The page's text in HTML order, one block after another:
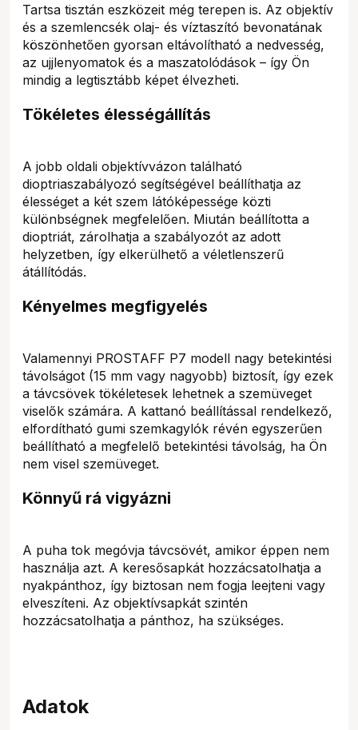
Tartsa tisztán eszközeit még terepen is. Az objektív
és a szemlencsék olaj- és víztaszító bevonatának
köszönhetően gyorsan eltávolítható a nedvesség,
az ujjlenyomatok és a maszatolódások – így Ön
mindig a legtisztább képet élvezheti.
Tökéletes élességállítás
A jobb oldali objektívvázon található
dioptriaszabályozó segítségével beállíthatja az
élességet a két szem látóképessége közti
különbségnek megfelelően. Miután beállította a
dioptriát, zárolhatja a szabályozót az adott
helyzetben, így elkerülhető a véletlenszerű
átállítódás.
Kényelmes megfigyelés
Valamennyi PROSTAFF P7 modell nagy betekintési
távolságot (15 mm vagy nagyobb) biztosít, így ezek
a távcsövek tökéletesek lehetnek a szemüveget
viselők számára. A kattanó beállítással rendelkező,
elfordítható gumi szemkagylók révén egyszerűen
beállítható a megfelelő betekintési távolság, ha Ön
nem visel szemüveget.
Könnyű rá vigyázni
A puha tok megóvja távcsövét, amikor éppen nem
használja azt. A keresősapkát hozzácsatolhatja a
nyakpánthoz, így biztosan nem fogja leejteni vagy
elveszíteni. Az objektívsapkát szintén
hozzácsatolhatja a pánthoz, ha szükséges.
Adatok